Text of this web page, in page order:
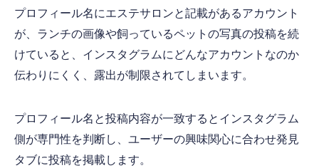
プロフィール名にエステサロンと記載があるアカウント
が、ランチの画像や飼っているペットの写真の投稿を続
けていると、インスタグラムにどんなアカウントなのか
伝わりにくく、露出が制限されてしまいます。
プロフィール名と投稿内容が一致するとインスタグラム
側が専門性を判断し、ユーザーの興味関心に合わせ発見
タブに投稿を掲載します。